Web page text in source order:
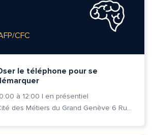
CFC
le téléphone pour se
à 12:00 | en présentiel
Cité des Métiers du Grand Genève 6 Rue Prévost-Martin 1205 Genève